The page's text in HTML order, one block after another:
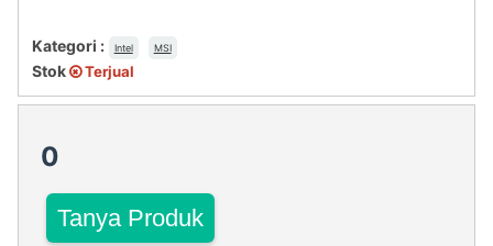
Kategori : Intel MSI
Stok Terjual
0
Tanya Produk